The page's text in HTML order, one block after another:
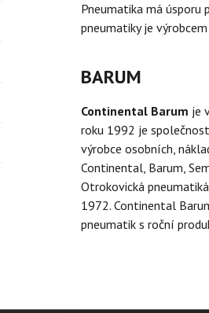
Pneumatika má úsporu
pneumatiky je
BARUM
Continental Barum je
roku 1992 je
výrobce osobních,
Continental, Barum,
Otrokovická
1972. Continental
pneumatik s roční